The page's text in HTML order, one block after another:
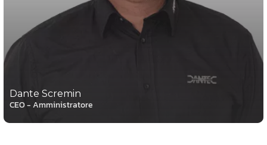
Dante Scremin
CEO - Amministratore